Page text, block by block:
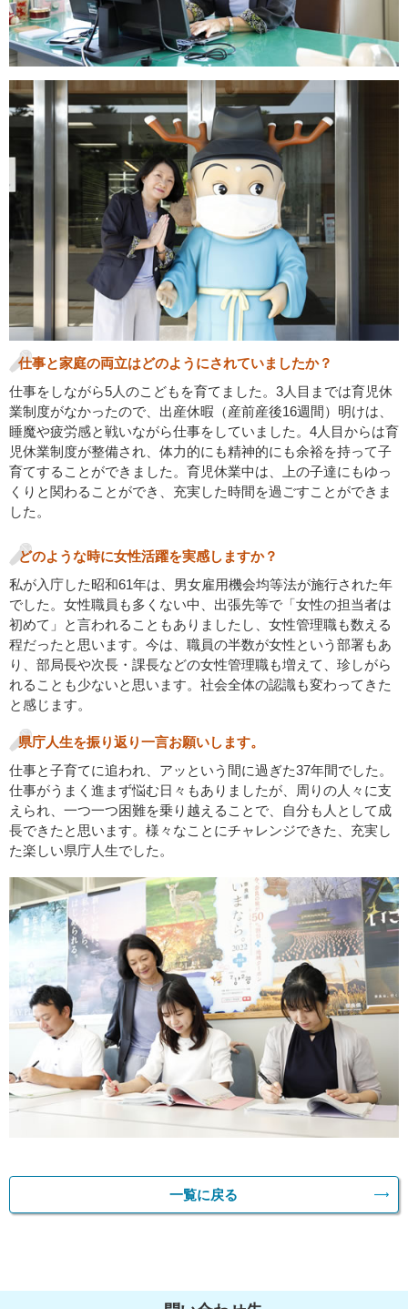
仕事と家庭の両立はどのようにされていましたか？
仕事をしながら5人のこどもを育てました。3人目までは育児休
業制度がなかったので、出産休暇（産前産後16週間）明けは、
睡魔や疲労感と戦いながら仕事をしていました。4人目からは育
児休業制度が整備され、体力的にも精神的にも余裕を持って子
育てすることができました。育児休業中は、上の子達にもゆっ
くりと関わることができ、充実した時間を過ごすことができま
した。
どのような時に女性活躍を実感しますか？
私が入庁した昭和61年は、男女雇用機会均等法が施行された年
でした。女性職員も多くない中、出張先等で「女性の担当者は
初めて」と言われることもありましたし、女性管理職も数える
程だったと思います。今は、職員の半数が女性という部署もあ
り、部局長や次長・課長などの女性管理職も増えて、珍しがら
れることも少ないと思います。社会全体の認識も変わってきた
と感じます。
県庁人生を振り返り一言お願いします。
仕事と子育てに追われ、アッという間に過ぎた37年間でした。
仕事がうまく進まず悩む日々もありましたが、周りの人々に支
えられ、一つ一つ困難を乗り越えることで、自分も人として成
長できたと思います。様々なことにチャレンジできた、充実し
た楽しい県庁人生でした。
一覧に戻る